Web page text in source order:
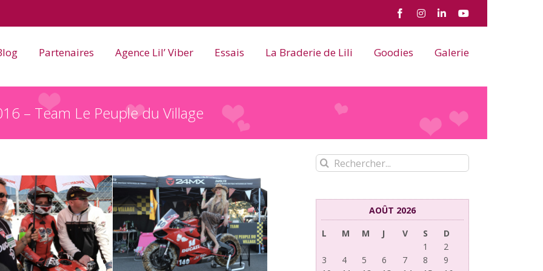
FacebookInstagram
LinkedInYouTube
Partenaires Agence Lil’ Viber Essais La Braderie de Lili Goodies Galerie
– Team Le Peuple du Village
Rechercher:
AOÛT 2026
L
M M J V S
D
1
2
3
4 5 6 7 8
9